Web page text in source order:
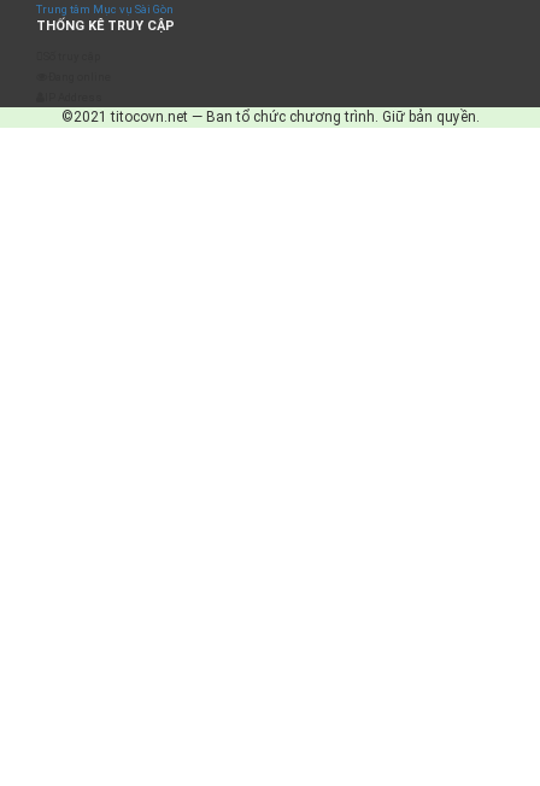
Trung tâm Mục vụ Sài Gòn
THỐNG KÊ TRUY CẬP
©2021 titocovn.net — Ban tổ chức chương trình. Giữ bản quyền.